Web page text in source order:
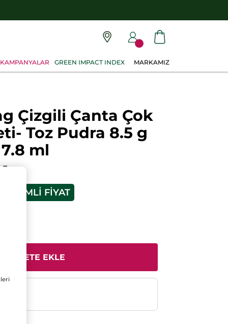
KAMPANYALAR GREEN IMPACT INDEX MARKAMIZ
Çizgili Çanta Çok
Toz Pudra 8.5 g
ml
FIYAT
SEPETE EKLE